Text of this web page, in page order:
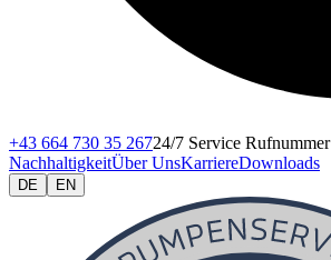
+43 664 730 35 26724/7 Service Rufnummer
NachhaltigkeitÜber UnsKarriereDownloads
DE EN